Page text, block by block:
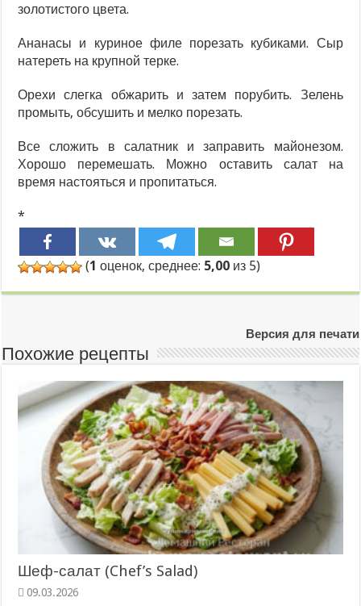
золотистого цвета.
Ананасы и куриное филе порезать кубиками. Сыр
натереть на крупной терке.
Орехи слегка обжарить и затем порубить. Зелень
промыть, обсушить и мелко порезать.
Все сложить в салатник и заправить майонезом.
Хорошо перемешать. Можно оставить салат на
время настояться и пропитаться.
*
(1 оценок, среднее: 5,00 из 5)
Версия для печати
Похожие рецепты
Шеф-салат (Chef’s Salad)
09.03.2026